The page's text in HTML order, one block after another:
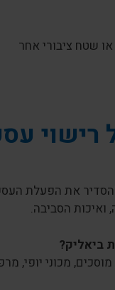
שטח ציבורי אחר
את הפעלת
ואיכות הסביבה.
ביאליק?
מכוני יופי,